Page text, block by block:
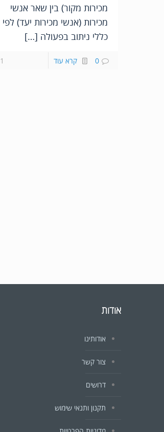
מכירות מקור) בין שאר אנשי
מכירות (אנשי מכירות יעד) לפי
כללי ניתוב בפעולה […]
1 0 קרא עוד
אודות
אודותינו
צור קשר
דרושים
תקנון ותנאי שימוש